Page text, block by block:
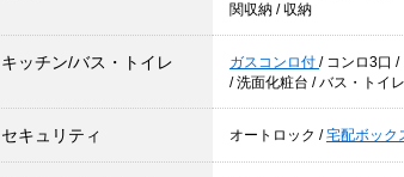
関収納 /収納
キッチン/バス・トイレ ガスコンロ付 / コンロ3口 /
/洗面化粧台 /バス・トイ
セキュリティ オートロック /宅配ボック